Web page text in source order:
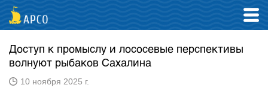
Доступ к промыслу и лососевые перспективы
волнуют рыбаков Сахалина
10 ноября 2025 г.